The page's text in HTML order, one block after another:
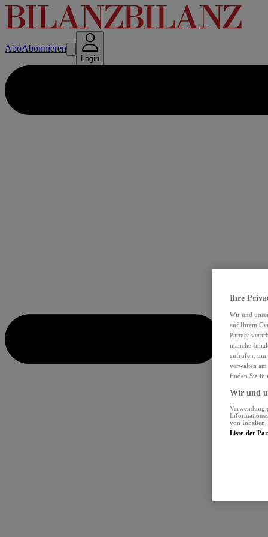
AboAbonnieren
Login
Ihre
Wir und
auf Ihrem
Partner
manche
aufrufen, um
verwalten
finden Sie in
Wir und
Verwendung
von Inhalten,
Liste der